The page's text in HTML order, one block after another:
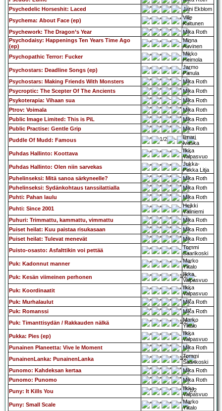
Psychedelic Horseshit: Laced
Jani Ekblom
Psychema: About Face (ep)
Ville
Kuitunen
Psychework: The Dragon’s Year
Mika Roth
Psychodaisy: Happenings Ten Years Time Ago
(ep)
Minna
Auvinen
Psychopathic Terror: Fucker
Mikko
Heimola
Psychostars: Deadline Songs (ep)
Jarmo
Panula
Psychostars: Making Friends With Monsters
Mika Roth
Psycroptic: The Scepter Of The Ancients
Mika Roth
Psykoterapia: Vihaan sua
Mika Roth
Ptrov: Voimala
Mika Roth
Public Image Limited: This is PiL
Mika Roth
Public Practise: Gentle Grip
Mika Roth
Puddle Of Mudd: Famous
Ilmari
Ivaska
Puhdas Hallinto: Koottava
Ilkka
Valpasvuo
Puhdas Hallinto: Olen niin sarvekas
Jukka-
Pekka Litja
Puhelinseksi: Mitä sanoa särkyneelle?
Mika Roth
Puhelinseksi: Sydänkohtaus tanssilattialla
Mika Roth
Puhti: Pahan laulu
Mika Roth
Puhti: Since 2001
Heikki
Väliniemi
Puhuri: Trimmattu, kammattu, vimmattu
Mika Roth
Puiset heilat: Kuu paistaa risukasaan
Mika Roth
Puiset heilat: Tulevat menevät
Mika Roth
Puisto-osasto: Asfalttikin voi pettää
Tommi
Saarikoski
Puk: Kadonnut manner
Marko
Ylitalo
Puk: Kesän viimeinen perhonen
Ilkka
Valpasvuo
Puk: Koordinaatit
Ilkka
Valpasvuo
Puk: Murhalaulut
Mika Roth
Puk: Romanssi
Mika Roth
Puk: Timanttisydän / Rakkauden nälkä
Marko
Ylitalo
Pukka: Pies (ep)
Ilkka
Valpasvuo
Punainen Planeetta: Vive le Moment
Mika Roth
PunainenLanka: PunainenLanka
Tommi
Saarikoski
Punomo: Kahdeksan kertaa
Mika Roth
Punomo: Punomo
Mika Roth
Puny: It Kills You
Ilkka
Valpasvuo
Puny: Small Scale
Marko
Ylitalo